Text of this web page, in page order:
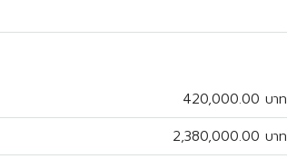
420,000.00 บาท
2,380,000.00 บาท